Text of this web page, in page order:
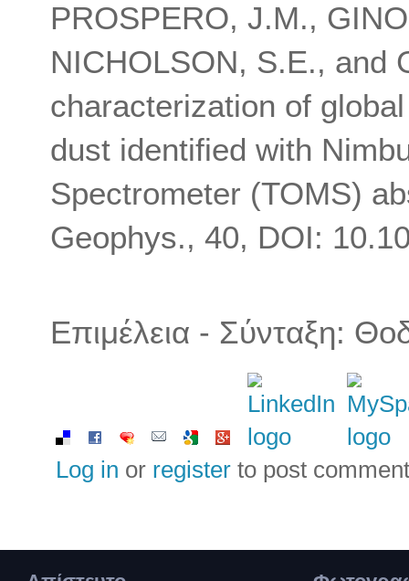
PROSPERO, J.M.,
NICHOLSON, S.E., and
characterization of
dust identified with
Spectrometer (TOMS)
Geophys., 40, DOI:
Επιμέλεια - Σύνταξη:
Log in or register to post